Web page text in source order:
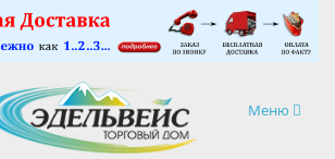
Навигация
Меню
×